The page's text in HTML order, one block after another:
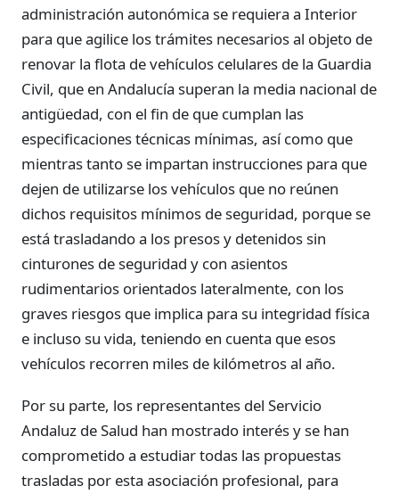
administración autonómica se requiera a Interior
para que agilice los trámites necesarios al objeto de
renovar la flota de vehículos celulares de la Guardia
Civil, que en Andalucía superan la media nacional de
antigüedad, con el fin de que cumplan las
especificaciones técnicas mínimas, así como que
mientras tanto se impartan instrucciones para que
dejen de utilizarse los vehículos que no reúnen
dichos requisitos mínimos de seguridad, porque se
está trasladando a los presos y detenidos sin
cinturones de seguridad y con asientos
rudimentarios orientados lateralmente, con los
graves riesgos que implica para su integridad física
e incluso su vida, teniendo en cuenta que esos
vehículos recorren miles de kilómetros al año.
Por su parte, los representantes del Servicio
Andaluz de Salud han mostrado interés y se han
comprometido a estudiar todas las propuestas
trasladas por esta asociación profesional, para